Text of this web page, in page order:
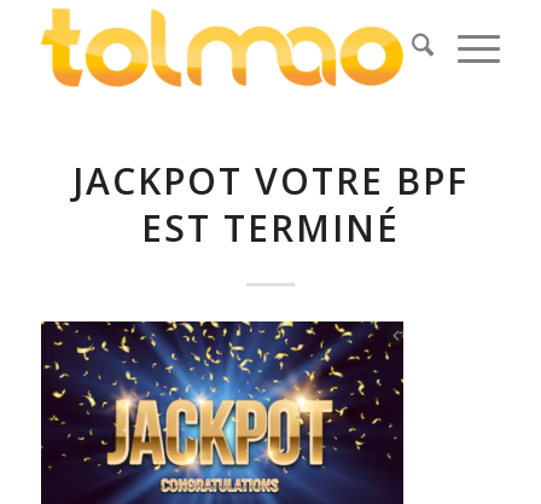
JACKPOT VOTRE BPF
EST TERMINÉ